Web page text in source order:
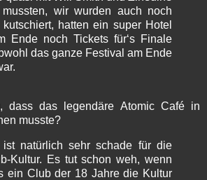
wir wurden auch noch
hatten ein super Hotel
Ende noch Tickets für‘s Finale
das ganze Festival am Ende
dass das legendäre Atomic Café in
musste?
ist natürlich sehr schade für die
Kultur. Es tut schon weh, wenn
ein Club der 18 Jahre die Kultur